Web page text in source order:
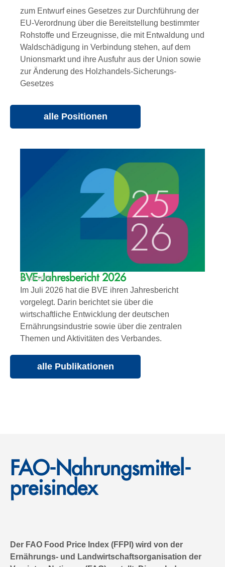
zum Entwurf eines Gesetzes zur Durchführung der
EU-Verordnung über die Bereitstellung bestimmter
Rohstoffe und Erzeugnisse, die mit Entwaldung und
Waldschädigung in Verbindung stehen, auf dem
Unionsmarkt und ihre Ausfuhr aus der Union sowie
zur Änderung des Holzhandels-Sicherungs-
Gesetzes
alle Positionen
BVE-Jahresbericht 2026
9. Juli 2026
Im Juli 2026 hat die BVE ihren Jahresbericht
vorgelegt. Darin berichtet sie über die
wirtschaftliche Entwicklung der deutschen
Ernährungsindustrie sowie über die zentralen
Themen und Aktivitäten des Verbandes.
alle Publikationen
FAO-Nahrungs­mittel­
preis­index
Der FAO Food Price Index (FFPI) wird von der
Ernährungs- und Landwirtschaftsorganisation der